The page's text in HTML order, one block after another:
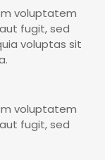
voluptatem
fugit, sed
voluptas sit
voluptatem
fugit, sed